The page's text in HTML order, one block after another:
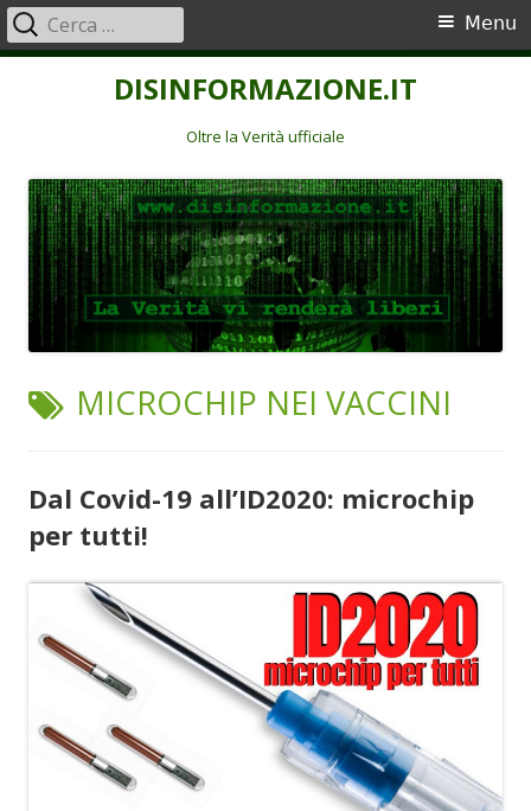
DISINFORMAZIONE.IT
Oltre la Verità ufficiale
Menu
principale
Menu
Ricerca
per:
TAG:
MICROCHIP NEI VACCINI
Dal Covid-19 all’ID2020: microchip
per tutti!